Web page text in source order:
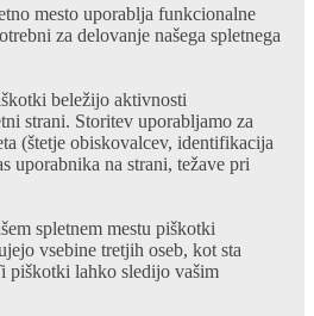
mesto uporablja funkcionalne
za delovanje našega spletnega
beležijo aktivnosti
strani. Storitev uporabljamo za
(štetje obiskovalcev, identifikacija
uporabnika na strani, težave pri
spletnem mestu piškotki
vsebine tretjih oseb, kot sta
piškotki lahko sledijo vašim